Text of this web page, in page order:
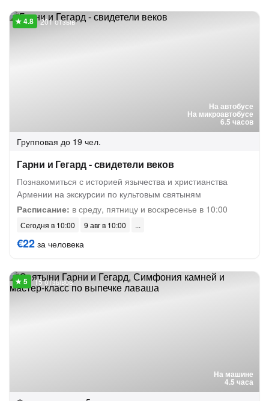
На автобусе
На микроавтобусе
6.5 часов
201 отзыв
Групповая до 19 чел.
Гарни и Гегард - свидетели веков
Познакомиться с историей язычества и христианства
Армении на экскурсии по культовым святыням
Расписание: в среду, пятницу и воскресенье в 10:00
Сегодня в 10:00 9 авг в 10:00
€22 за человека
На машине
4.5 часа
15 отзывов